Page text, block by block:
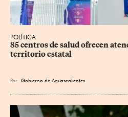
POLÍTICA
85 centros de salud ofrecen
territorio estatal
Por Gobierno de Aguascalientes